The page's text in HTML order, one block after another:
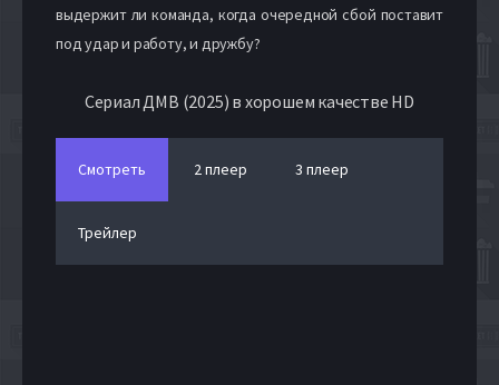
выдержит ли команда, когда очередной сбой поставит
под удар и работу, и дружбу?
Сериал ДМВ (2025) в хорошем качестве HD
Смотреть 2 плеер 3 плеер
Трейлер